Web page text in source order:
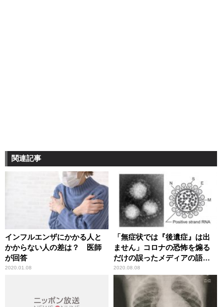
関連記事
インフルエンザにかかる人と
かからない人の差は？ 医師
が回答
2020.01.08
「無症状では『後遺症』は出
ません」コロナの恐怖を煽る
だけの誤ったメディアの語法
に辛坊治郎が異議
2020.08.08